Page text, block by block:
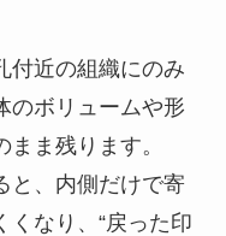
付近の組織にのみ
のボリュームや形
ま残ります。
と、内側だけで寄
くなり、“戻った印